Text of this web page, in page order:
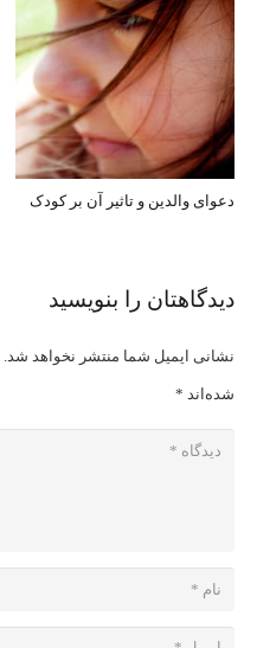
دعوای والدین و تاثیر آن بر کودک
دیدگاهتان را بنویسید
نشانی ایمیل شما منتشر نخواهد شد.
شده‌اند *